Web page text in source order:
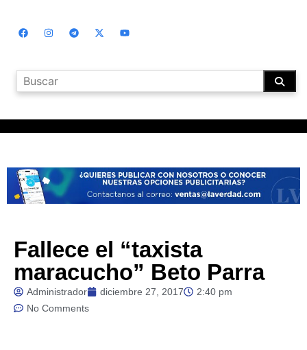
Fallece el “taxista
maracucho” Beto Parra
Administrador diciembre 27, 2017
2:40 pm
No Comments